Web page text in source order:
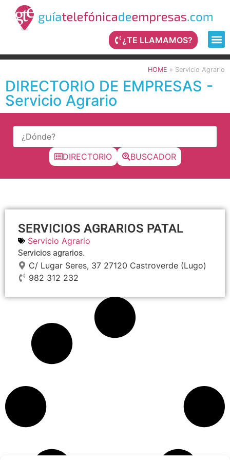
¿TE LLAMAMOS?
HOME » Servicio Agrario
DIRECTORIO DE EMPRESAS -
Servicio Agrario
DIRECTORIO BUSCADOR
SERVICIOS AGRARIOS PATAL
Servicio Agrario
Servicios agrarios.
C/ Lugar Seres, 37 27120 Castroverde (Lugo)
982 312 232